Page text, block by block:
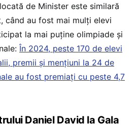
de Minister este similară
când au fost mai mulți elevi
la mai puține olimpiade și
În 2024, peste 170 de elevi
premii și mențiuni la 24 de
au fost premiați cu peste 4,7
Daniel David la Gala